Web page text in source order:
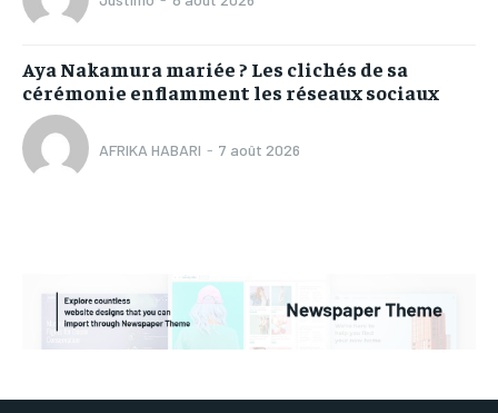
Aya Nakamura mariée ? Les clichés de sa
cérémonie enflamment les réseaux sociaux
AFRIKA HABARI - 7 août 2026